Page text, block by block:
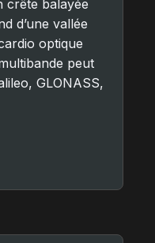
crête balayée
d’une vallée
optique
peut
GLONASS,